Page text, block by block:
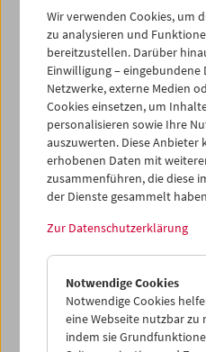
23
25
30
01 02 03
iCalender
Programmheft-PDF
English language or
< Vorherige Woche
Mo
Di
Mi
Wir verwenden Cookies, um
zu analysieren und
bereitzustellen. Darüber
Einwilligung – eingebundene
Netzwerke, externe Medien
Cookies einsetzen, um
personalisieren sowie Ihre
auszuwerten. Diese Anbieter
erhobenen Daten mit
zusammenführen, die diese
der Dienste gesammelt
Zur Datenschutzerklärung
Notwendige Cookies
Notwendige Cookies
eine Webseite nutzbar zu
indem sie